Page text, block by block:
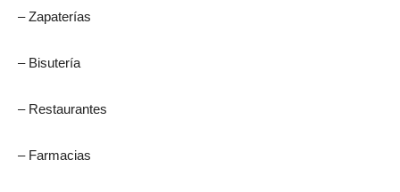
– Zapaterías
– Bisutería
– Restaurantes
– Farmacias